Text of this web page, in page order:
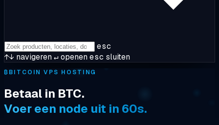
esc
↑↓ navigeren↵openenesc sluiten
₿BITCOIN VPS HOSTING
Betaal in BTC.
Voer een node uit in 60s.